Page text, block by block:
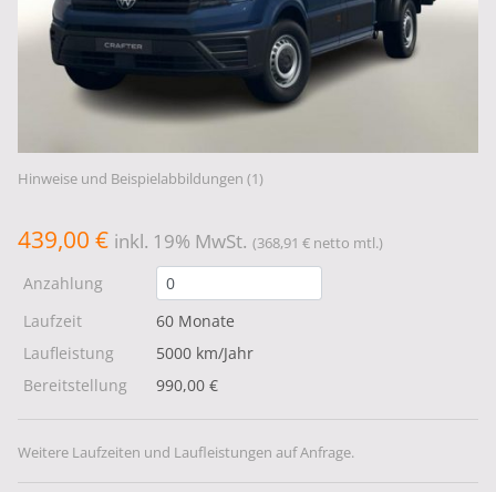
Hinweise und Beispielabbildungen (1)
439,00 € inkl. 19% MwSt. (368,91 € netto mtl.)
Anzahlung
Laufzeit
60 Monate
Laufleistung
5000 km/Jahr
Bereitstellung
990,00 €
Weitere Laufzeiten und Laufleistungen auf Anfrage.